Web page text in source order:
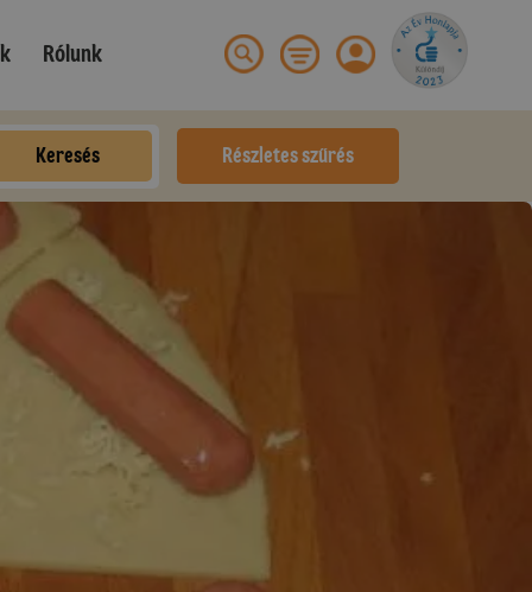
Rólunk
Keresés Részletes szűrés